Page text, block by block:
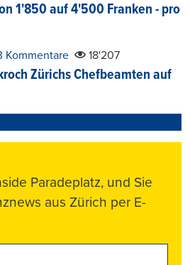
1'850 auf 4'500 Franken - pro
Kommentare 18'207
Zürichs Chefbeamten auf
Paradeplatz, und Sie
aus Zürich per E-